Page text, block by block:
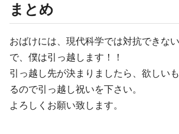
まとめ
おばけには、現代科学では対抗できな
で、僕は引っ越します！！
引っ越し先が決まりましたら、欲しい
るので引っ越し祝いを下さい。
よろしくお願い致します。